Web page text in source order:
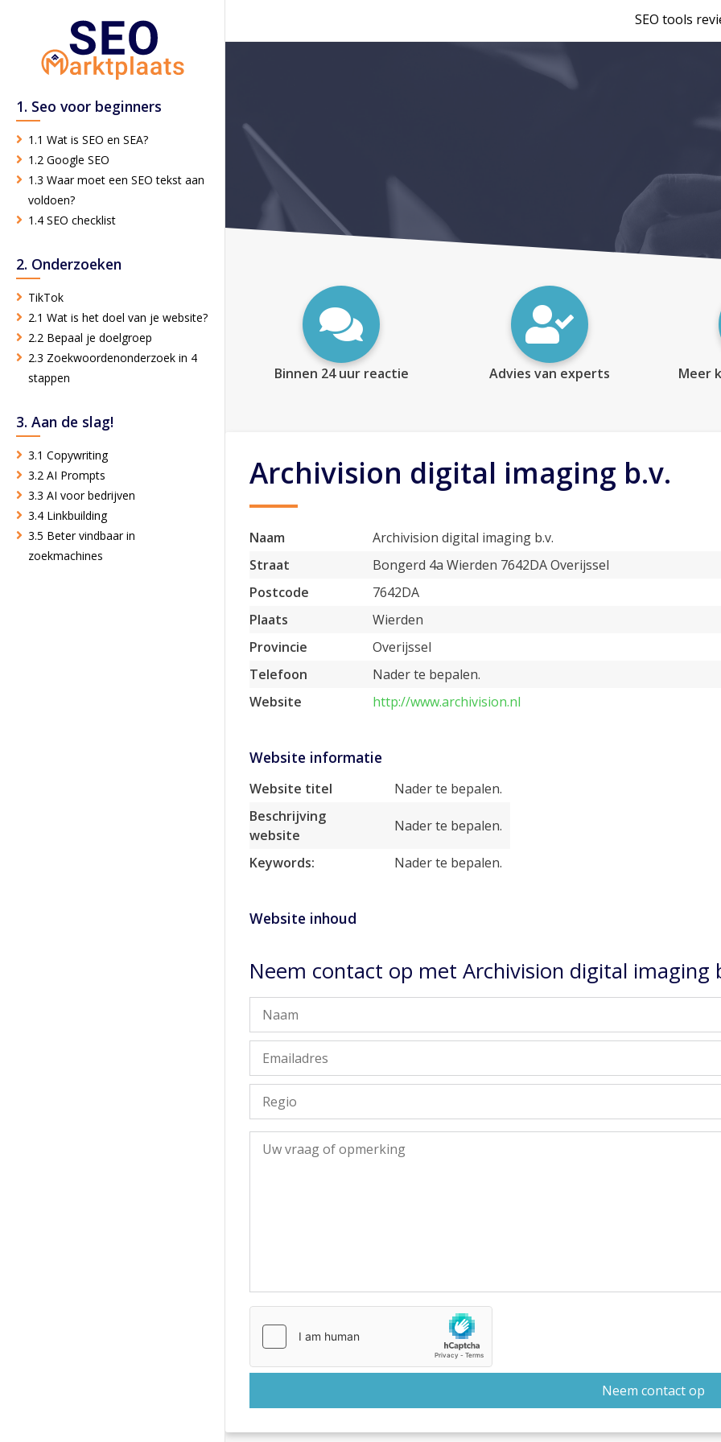
SEO tools
1. Seo voor beginners
1.1 Wat is SEO en SEA?
1.2 Google SEO
1.3 Waar moet een SEO tekst aan
voldoen?
1.4 SEO checklist
2. Onderzoeken
TikTok
2.1 Wat is het doel van je website?
2.2 Bepaal je doelgroep
2.3 Zoekwoordenonderzoek in 4
stappen
3. Aan de slag!
3.1 Copywriting
3.2 AI Prompts
3.3 AI voor bedrijven
3.4 Linkbuilding
3.5 Beter vindbaar in
zoekmachines
Binnen 24 uur reactie Advies van experts Meer
Archivision digital imaging b.v.
Naam
Archivision digital imaging b.v.
Straat
Bongerd 4a Wierden 7642DA Overijssel
Postcode
7642DA
Plaats
Wierden
Provincie
Overijssel
Telefoon
Nader te bepalen.
Website
http://www.archivision.nl
Website informatie
Website titel
Nader te bepalen.
Beschrijving
website
Nader te bepalen.
Keywords: Nader te bepalen.
Website inhoud
Neem contact op met Archivision digital imaging